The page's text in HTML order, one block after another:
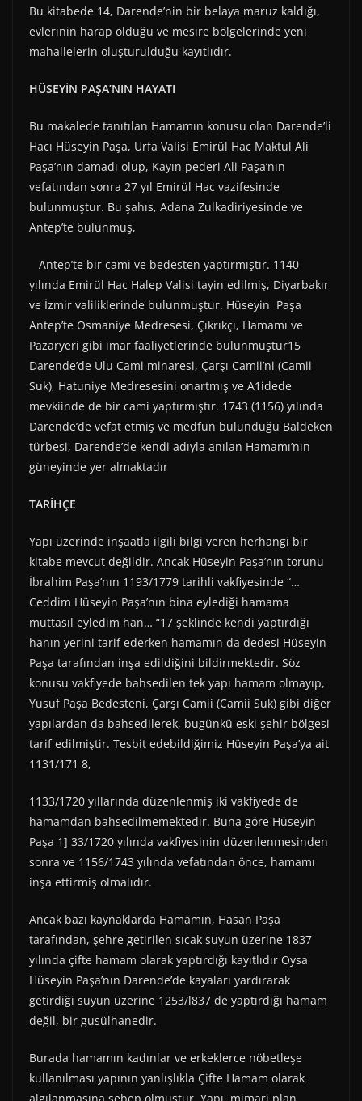
Bu kitabede 14, Darende’nin bir belaya maruz kaldığı,
evlerinin harap olduğu ve mesire bölgelerinde yeni
mahallelerin oluşturulduğu kayıtlıdır.
HÜSEYİN PAŞA’NIN HAYATI
Bu makalede tanıtılan Hamamın konusu olan Darende’li
Hacı Hüseyin Paşa, Urfa Valisi Emirül Hac Maktul Ali
Paşa’nın damadı olup, Kayın pederi Ali Paşa’nın
vefatından sonra 27 yıl Emirül Hac vazifesinde
bulunmuştur. Bu şahıs, Adana Zulkadiriyesinde ve
Antep’te bulunmuş,
Antep’te bir cami ve bedesten yaptırmıştır. 1140
yılında Emirül Hac Halep Valisi tayin edilmiş, Diyarbakır
ve İzmir valiliklerinde bulunmuştur. Hüseyin Paşa
Antep’te Osmaniye Medresesi, Çıkrıkçı, Hamamı ve
Pazaryeri gibi imar faaliyetlerinde bulunmuştur15
Darende’de Ulu Cami minaresi, Çarşı Camii’ni (Camii
Suk), Hatuniye Medresesini onartmış ve A1idede
mevkiinde de bir cami yaptırmıştır. 1743 (1156) yılında
Darende’de vefat etmiş ve medfun bulunduğu Baldeken
türbesi, Darende’de kendi adıyla anılan Hamamı’nın
güneyinde yer almaktadır
TARİHÇE
Yapı üzerinde inşaatla ilgili bilgi veren herhangi bir
kitabe mevcut değildir. Ancak Hüseyin Paşa’nın torunu
İbrahim Paşa’nın 1193/1779 tarihli vakfiyesinde “…
Ceddim Hüseyin Paşa’nın bina eylediği hamama
muttasıl eyledim han… “17 şeklinde kendi yaptırdığı
hanın yerini tarif ederken hamamın da dedesi Hüseyin
Paşa tarafından inşa edildiğini bildirmektedir. Söz
konusu vakfiyede bahsedilen tek yapı hamam olmayıp,
Yusuf Paşa Bedesteni, Çarşı Camii (Camii Suk) gibi diğer
yapılardan da bahsedilerek, bugünkü eski şehir bölgesi
tarif edilmiştir. Tesbit edebildiğimiz Hüseyin Paşa’ya ait
1131/171 8,
1133/1720 yıllarında düzenlenmiş iki vakfiyede de
hamamdan bahsedilmemektedir. Buna göre Hüseyin
Paşa 1] 33/1720 yılında vakfiyesinin düzenlenmesinden
sonra ve 1156/1743 yılında vefatından önce, hamamı
inşa ettirmiş olmalıdır.
Ancak bazı kaynaklarda Hamamın, Hasan Paşa
tarafından, şehre getirilen sıcak suyun üzerine 1837
yılında çifte hamam olarak yaptırdığı kayıtlıdır Oysa
Hüseyin Paşa’nın Darende’de kayaları yardırarak
getirdiği suyun üzerine 1253/l837 de yaptırdığı hamam
değil, bir gusülhanedir.
Burada hamamın kadınlar ve erkeklerce nöbetleşe
kullanılması yapının yanlışlıkla Çifte Hamam olarak